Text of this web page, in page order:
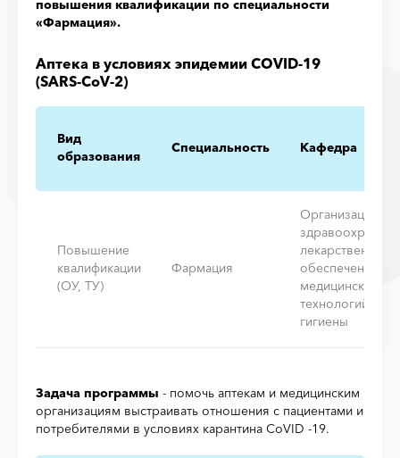
повышения квалификации по специальности
«Фармация».
Аптека в условиях эпидемии COVID-19
(SARS-CoV-2)
Вид
образования
Специальность Кафедра
Повышение
квалификации
(ОУ, ТУ)
Фармация
Организации
лекарственного
обеспечения,
медицинских
технологий и
гигиены
Задача программы - помочь аптекам и медицинским
организациям выстраивать отношения с пациентами и
потребителями в условиях карантина CoVID -19.